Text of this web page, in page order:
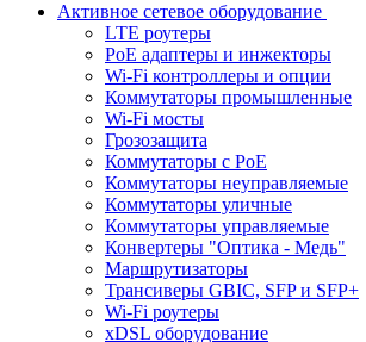
Активное сетевое оборудование
LTE роутеры
PoE адаптеры и инжекторы
Wi-Fi контроллеры и опции
Коммутаторы промышленные
Wi-Fi мосты
Грозозащита
Коммутаторы c PoE
Коммутаторы неуправляемые
Коммутаторы уличные
Коммутаторы управляемые
Конвертеры "Оптика - Медь"
Маршрутизаторы
Трансиверы GBIC, SFP и SFP+
Wi-Fi роутеры
xDSL оборудование